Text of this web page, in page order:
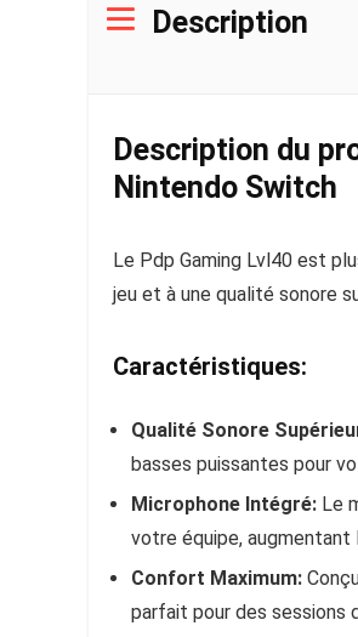
Description
Description du
Nintendo Switch
Le Pdp Gaming Lvl40 est
jeu et à une qualité sonore
Caractéristiques:
Qualité Sonore
basses puissantes pour
Microphone Intégré: Le
votre équipe, augmentant
Confort Maximum:
parfait pour des sessions